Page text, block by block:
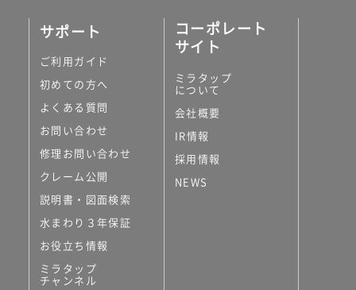
サポート
ご利用ガイド
初めての方へ
よくある質問
お問い合わせ
修理お問い合わせ
クレーム公開
説明書・図面検索
水まわり３年保証
お役立ち情報
ミラタップ
チャンネル
コーポレート
サイト
ミラタップ
について
会社概要
IR情報
採用情報
NEWS